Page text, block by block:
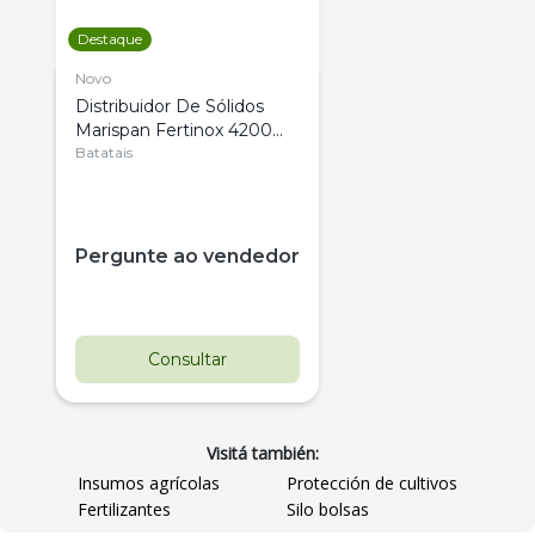
Destaque
Novo
Distribuidor De Sólidos
Marispan Fertinox 4200
Citrus
Batatais
Pergunte ao vendedor
Consultar
Visitá también:
Insumos agrícolas
Protección de cultivos
Fertilizantes
Silo bolsas